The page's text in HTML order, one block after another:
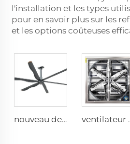
l'installation et les types
pour en savoir plus sur les
et les options coûteuses
nouveau design de ventilateur plafond commercial à 6 pales avec moteur AC ventilateur mural